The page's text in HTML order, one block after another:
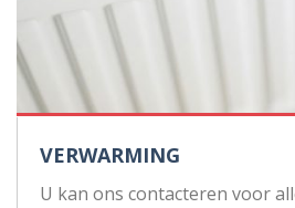
VERWARMING
U kan ons contacteren voor